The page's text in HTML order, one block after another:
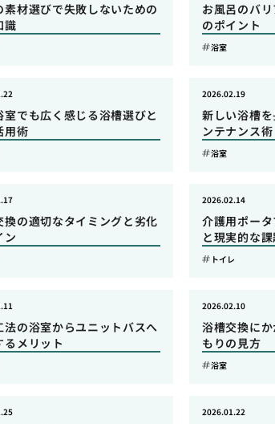
素材選びで失敗しないための
識
お風呂のバ
のポイント
浴室
室でも広く感じる浴槽選びと
用術
新しい浴槽
ンテナンス術
2026.02.19
浴室
換の適切なタイミングと劣化
ン
介護用ポー
と現実的な
2026.02.14
トイレ
法の浴室からユニットバスへ
るメリット
浴槽交換に
もりの見方
2026.02.10
浴室
2026.01.22